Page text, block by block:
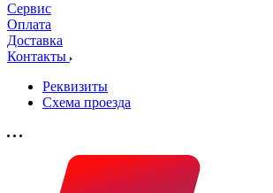
Сервис
Оплата
Доставка
Контакты
Реквизиты
Схема проезда